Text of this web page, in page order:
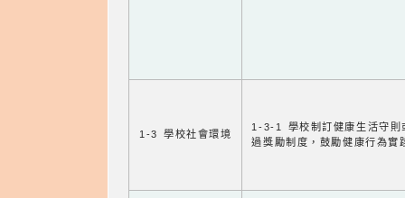
1-3 學校社會環境
1-3-1 學校制訂健康生活守則
過獎勵制度，鼓勵健康行為實